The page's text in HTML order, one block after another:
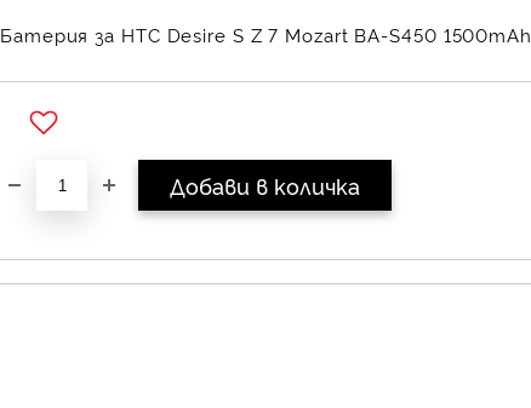
Батерия за HTC Desire S Z 7 Mozart BA-S450 1500mAh